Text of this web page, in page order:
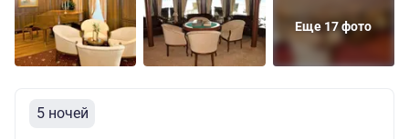
Еще 17 фото
5 ночей